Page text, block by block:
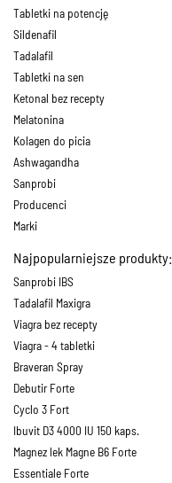
Tabletki na potencję
Sildenafil
Tadalafil
Tabletki na sen
Ketonal bez recepty
Melatonina
Kolagen do picia
Ashwagandha
Sanprobi
Producenci
Marki
Najpopularniejsze produkty:
Sanprobi IBS
Tadalafil Maxigra
Viagra bez recepty
Viagra - 4 tabletki
Braveran Spray
Debutir Forte
Cyclo 3 Fort
Ibuvit D3 4000 IU 150 kaps.
Magnez lek Magne B6 Forte
Essentiale Forte